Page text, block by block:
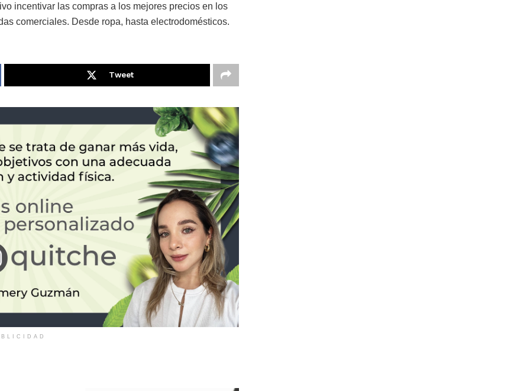
incentivar las compras a los mejores precios en los
comerciales. Desde ropa, hasta electrodomésticos.
Tweet